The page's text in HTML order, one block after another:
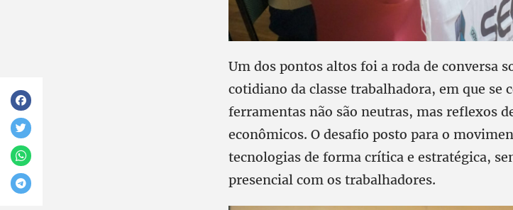
Um dos pontos altos foi a roda de conversa
cotidiano da classe trabalhadora, em que se
ferramentas não são neutras, mas reflexos
econômicos. O desafio posto para o
tecnologias de forma crítica e estratégica,
presencial com os trabalhadores.